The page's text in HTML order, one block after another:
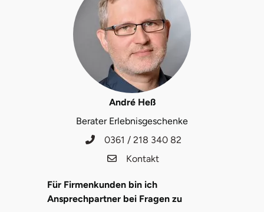
André Heß
Berater Erlebnisgeschenke
0361 / 218 340 82
Kontakt
Für Firmenkunden bin ich
Ansprechpartner bei Fragen zu